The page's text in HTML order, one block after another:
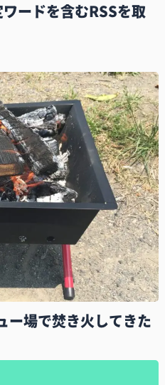
ードを含むRSSを取
ー場で焚き火してきた